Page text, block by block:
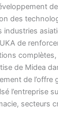
des
industries
de
de Midea
de
l’entreprise
secteurs